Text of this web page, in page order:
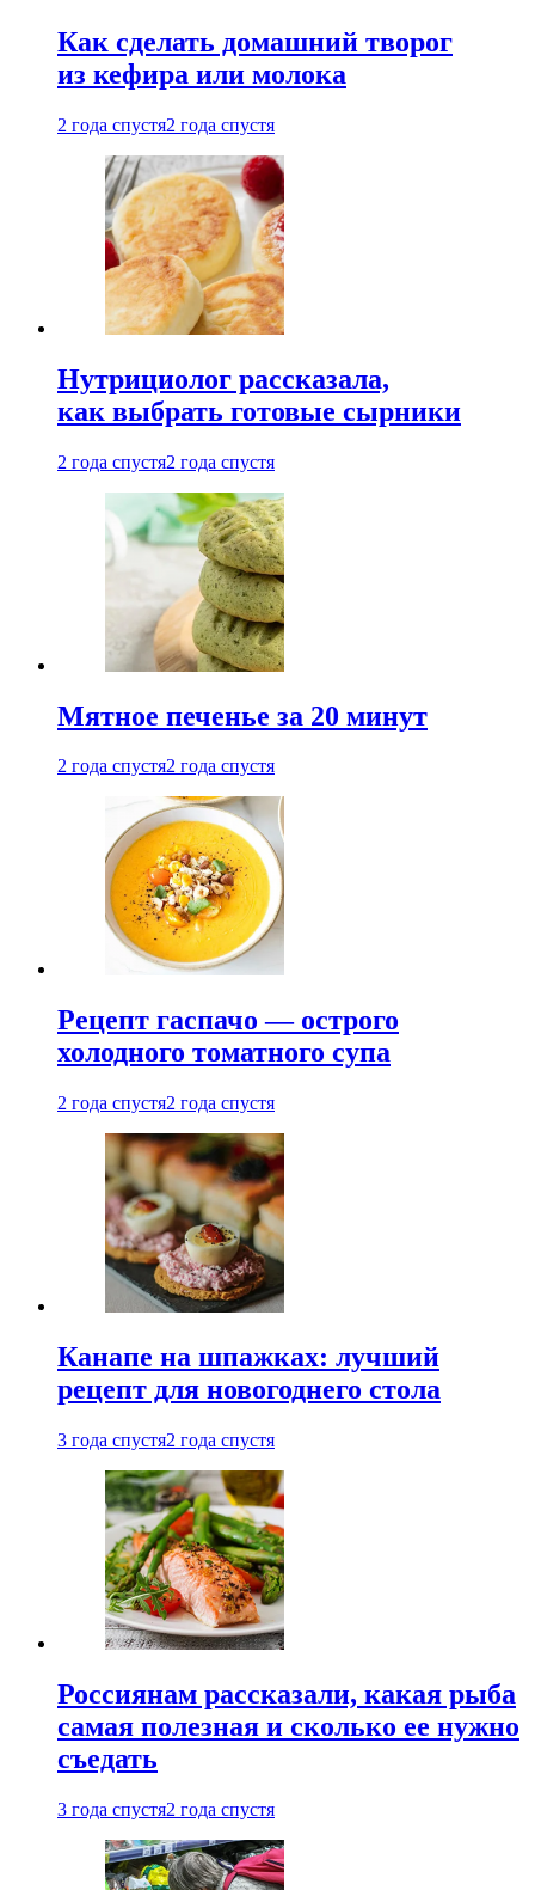
Как сделать домашний творог
из кефира или молока
2 года спустя2 года спустя
Нутрициолог рассказала,
как выбрать готовые сырники
2 года спустя2 года спустя
Мятное печенье за 20 минут
2 года спустя2 года спустя
Рецепт гаспачо — острого
холодного томатного супа
2 года спустя2 года спустя
Канапе на шпажках: лучший
рецепт для новогоднего стола
3 года спустя2 года спустя
Россиянам рассказали, какая рыба
самая полезная и сколько ее нужно
съедать
3 года спустя2 года спустя